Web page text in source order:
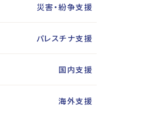
災害・紛争支援
パレスチナ支援
国内支援
海外支援